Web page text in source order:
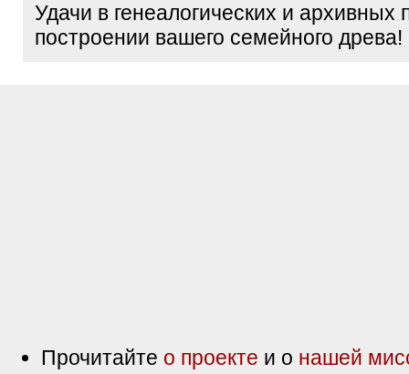
Удачи в генеалогических и архивных
построении вашего семейного древа!
Прочитайте о проекте и о нашей